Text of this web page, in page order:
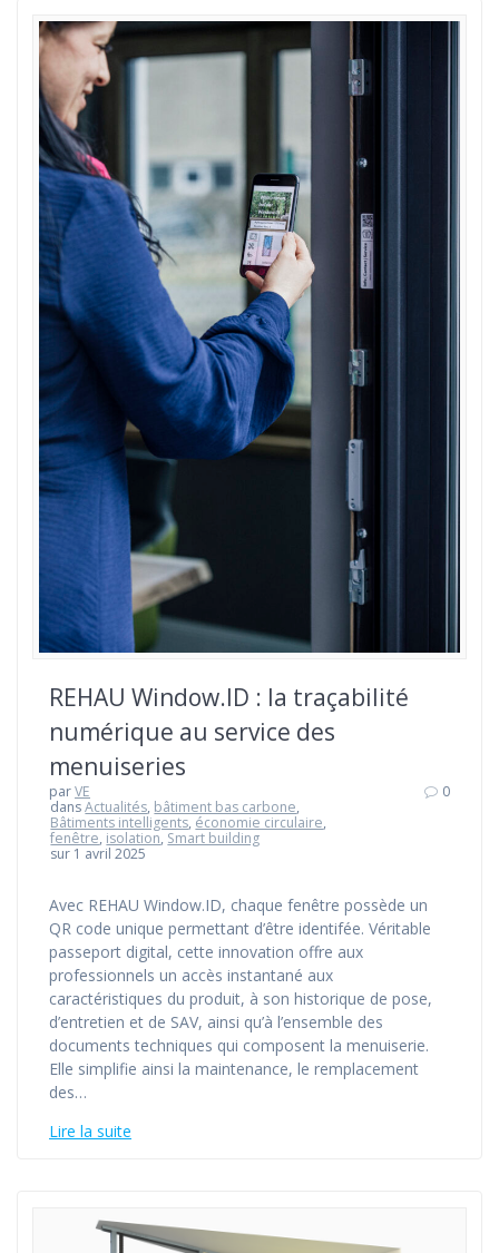
REHAU Window.ID : la traçabilité
numérique au service des
menuiseries
parVE
dansActualités, bâtiment bas carbone,
Bâtiments intelligents, économie circulaire,
fenêtre, isolation, Smart building
sur 1 avril 2025
0
Avec REHAU Window.ID, chaque fenêtre possède un
QR code unique permettant d’être identifée. Véritable
passeport digital, cette innovation offre aux
professionnels un accès instantané aux
caractéristiques du produit, à son historique de pose,
d’entretien et de SAV, ainsi qu’à l’ensemble des
documents techniques qui composent la menuiserie.
Elle simplifie ainsi la maintenance, le remplacement
des…
Lire la suite